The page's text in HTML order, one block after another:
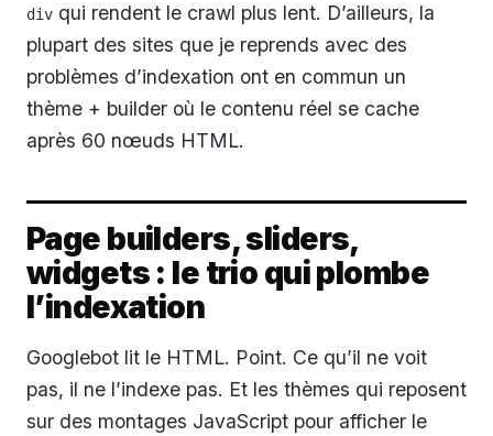
div qui rendent le crawl plus lent. D’ailleurs, la
plupart des sites que je reprends avec des
problèmes d’indexation ont en commun un
thème + builder où le contenu réel se cache
après 60 nœuds HTML.
Page builders, sliders,
widgets : le trio qui plombe
l’indexation
Googlebot lit le HTML. Point. Ce qu’il ne voit
pas, il ne l’indexe pas. Et les thèmes qui reposent
sur des montages JavaScript pour afficher le